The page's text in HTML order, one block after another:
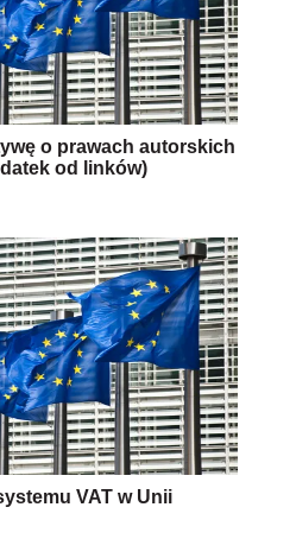
o prawach autorskich
od linków)
VAT w Unii